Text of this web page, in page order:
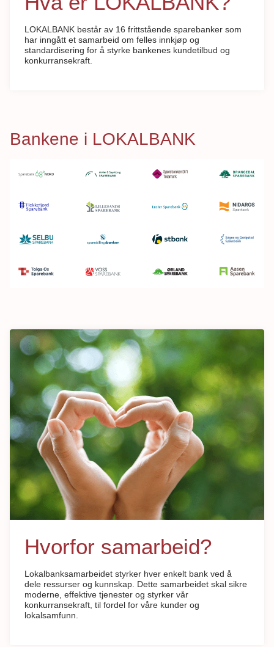
LOKALBANK består av 16 frittstående sparebanker som
har inngått et samarbeid om felles innkjøp og
standardisering for å styrke bankenes kundetilbud og
konkurransekraft.
Bankene i LOKALBANK
Hvorfor samarbeid?
Lokalbanksamarbeidet styrker hver enkelt bank ved å
dele ressurser og kunnskap. Dette samarbeidet skal sikre
moderne, effektive tjenester og styrker vår
konkurransekraft, til fordel for våre kunder og
lokalsamfunn.